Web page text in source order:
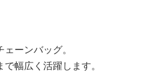
ーンバッグ。
幅広く活躍します。